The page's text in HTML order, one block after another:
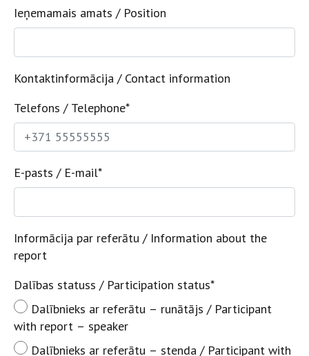
Ieņemamais amats / Position
Kontaktinformācija / Contact information
Telefons / Telephone*
E-pasts / E-mail*
Informācija par referātu / Information about the
report
Dalības statuss / Participation status*
with report – speaker